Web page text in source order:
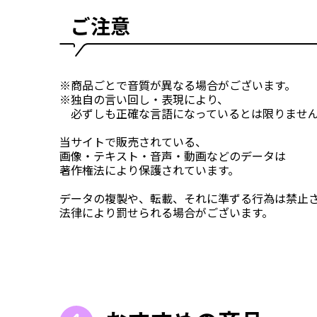
ご注意
※商品ごとで音質が異なる場合がございます。
※独自の言い回し・表現により、
必ずしも正確な言語になっているとは限りません
当サイトで販売されている、
画像・テキスト・音声・動画などのデータは
著作権法により保護されています。
データの複製や、転載、それに準ずる行為は禁止
法律により罰せられる場合がございます。